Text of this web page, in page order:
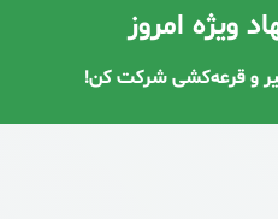
ویژه امروز
و قرعه‌کشی شرکت کن!